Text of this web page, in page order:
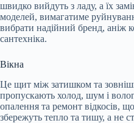
швидко вийдуть з ладу, а їх
моделей, вимагатиме
вибрати надійний бренд, аніж
сантехніка.
Вікна
Це щит між затишком та
пропускають холод, шум і
опалення та ремонт відкосів,
збережуть тепло та тишу, а не